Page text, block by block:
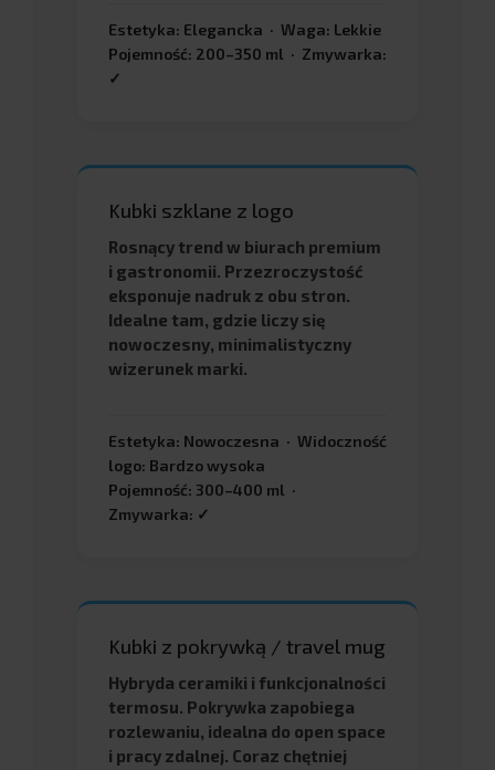
Estetyka: Elegancka · Waga: Lekkie
Pojemność: 200–350 ml · Zmywarka:
✓
Kubki szklane z logo
Rosnący trend w biurach premium
i gastronomii. Przezroczystość
eksponuje nadruk z obu stron.
Idealne tam, gdzie liczy się
nowoczesny, minimalistyczny
wizerunek marki.
Estetyka: Nowoczesna · Widoczność
logo: Bardzo wysoka
Pojemność: 300–400 ml ·
Zmywarka: ✓
Kubki z pokrywką / travel mug
Hybryda ceramiki i funkcjonalności
termosu. Pokrywka zapobiega
rozlewaniu, idealna do open space
i pracy zdalnej. Coraz chętniej